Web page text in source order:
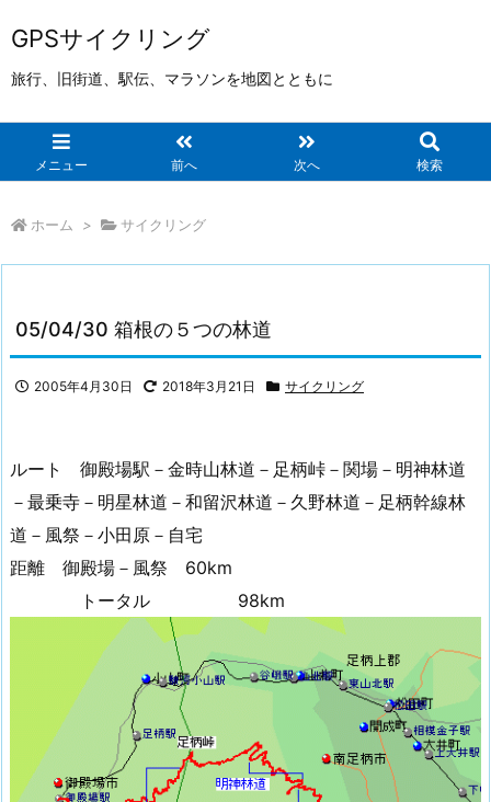
GPSサイクリング
旅行、旧街道、駅伝、マラソンを地図とともに
メニュー 前へ 次へ 検索
ホーム > サイクリング
05/04/30 箱根の５つの林道
2005年4月30日 2018年3月21日 サイクリング
ルート 御殿場駅－金時山林道－足柄峠－関場－明神林道
－最乗寺－明星林道－和留沢林道－久野林道－足柄幹線林
道－風祭－小田原－自宅
距離 御殿場－風祭 60km
トータル 98km